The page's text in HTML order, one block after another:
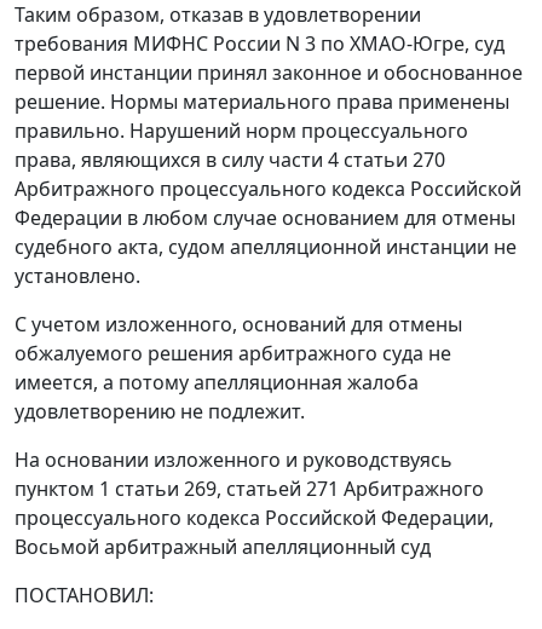
Таким образом, отказав в удовлетворении
требования МИФНС России N 3 по ХМАО-Югре, суд
первой инстанции принял законное и обоснованное
решение. Нормы материального права применены
правильно. Нарушений норм процессуального
права, являющихся в силу части 4 статьи 270
Арбитражного процессуального кодекса Российской
Федерации в любом случае основанием для отмены
судебного акта, судом апелляционной инстанции не
установлено.
С учетом изложенного, оснований для отмены
обжалуемого решения арбитражного суда не
имеется, а потому апелляционная жалоба
удовлетворению не подлежит.
На основании изложенного и руководствуясь
пунктом 1 статьи 269, статьей 271 Арбитражного
процессуального кодекса Российской Федерации,
Восьмой арбитражный апелляционный суд
ПОСТАНОВИЛ: